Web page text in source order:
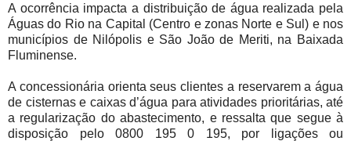
A ocorrência impacta a distribuição de água realizada pela
Águas do Rio na Capital (Centro e zonas Norte e Sul) e nos
municípios de Nilópolis e São João de Meriti, na Baixada
Fluminense.
A concessionária orienta seus clientes a reservarem a água
de cisternas e caixas d’água para atividades prioritárias, até
a regularização do abastecimento, e ressalta que segue à
disposição pelo 0800 195 0 195, por ligações ou